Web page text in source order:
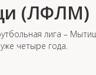
(ЛФЛМ)
лига –
четыре года.